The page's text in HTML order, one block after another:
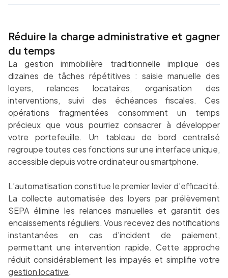
Réduire la charge administrative et gagner
du temps
La gestion immobilière traditionnelle implique des
dizaines de tâches répétitives : saisie manuelle des
loyers, relances locataires, organisation des
interventions, suivi des échéances fiscales. Ces
opérations fragmentées consomment un temps
précieux que vous pourriez consacrer à développer
votre portefeuille. Un tableau de bord centralisé
regroupe toutes ces fonctions sur une interface unique,
accessible depuis votre ordinateur ou smartphone.
L’automatisation constitue le premier levier d’efficacité.
La collecte automatisée des loyers par prélèvement
SEPA élimine les relances manuelles et garantit des
encaissements réguliers. Vous recevez des notifications
instantanées en cas d’incident de paiement,
permettant une intervention rapide. Cette approche
réduit considérablement les impayés et simplifie votre
gestion locative.